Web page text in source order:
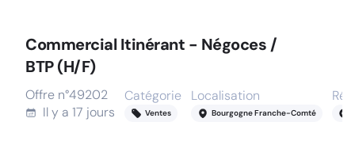
Commercial Itinérant - Négoces /
BTP (H/F)
Offre n°49202
Il y a 17 jours
Catégorie
Ventes
Localisation
Bourgogne Franche-Comté